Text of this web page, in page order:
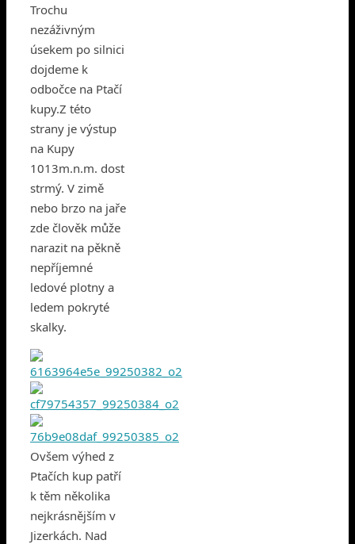
Trochu
nezáživným
úsekem po silnici
dojdeme k
odbočce na Ptačí
kupy.Z této
strany je výstup
na Kupy
1013m.n.m. dost
strmý. V zimě
nebo brzo na jaře
zde člověk může
narazit na pěkně
nepříjemné
ledové plotny a
ledem pokryté
skalky.
Ovšem výhed z
Ptačích kup patří
k těm několika
nejkrásnějším v
Jizerkách. Nad